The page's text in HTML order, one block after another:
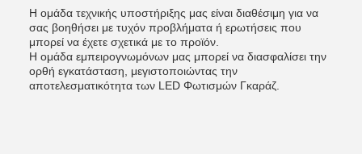
Η ομάδα τεχνικής υποστήριξης μας είναι διαθέσιμη για να
σας βοηθήσει με τυχόν προβλήματα ή ερωτήσεις που
μπορεί να έχετε σχετικά με το προϊόν.
Η ομάδα εμπειρογνωμόνων μας μπορεί να διασφαλίσει την
ορθή εγκατάσταση, μεγιστοποιώντας την
αποτελεσματικότητα των LED Φωτισμών Γκαράζ.